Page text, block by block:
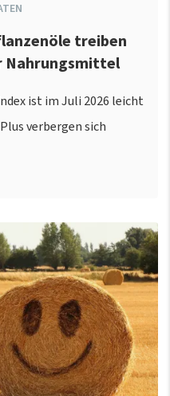
treiben
Nahrungsmittel
ist im Juli 2026 leicht
verbergen sich